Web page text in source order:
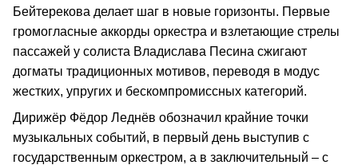
Бейтерекова делает шаг в новые горизонты. Первые
громогласные аккорды оркестра и взлетающие стрелы
пассажей у солиста Владислава Песина сжигают
догматы традиционных мотивов, переводя в модус
жестких, упругих и бескомпромиссных категорий.
Дирижёр Фёдор Леднёв обозначил крайние точки
музыкальных событий, в первый день выступив с
государственным оркестром, а в заключительный – с